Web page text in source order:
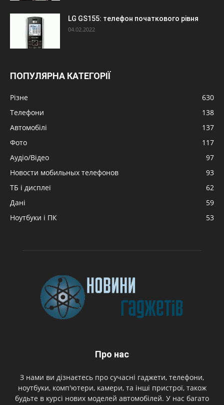
LG GS155: телефон початкового рівня
04.02.2022
ПОПУЛЯРНА КАТЕГОРІЇ
Різне
630
Телефони
138
Автомобілі
137
Фото
117
Аудіо/Відео
97
Новости мобильных телефонов
93
ТБ і дисплеї
62
Дані
59
Ноутбуки і ПК
53
Про нас
З нами ви дізнаєтесь про сучасні гаджети, телефони,
ноутбуки, комп'ютери, камери, та інші пристрої, також
будьте в курсі нових моделей автомобілей. У нас багато